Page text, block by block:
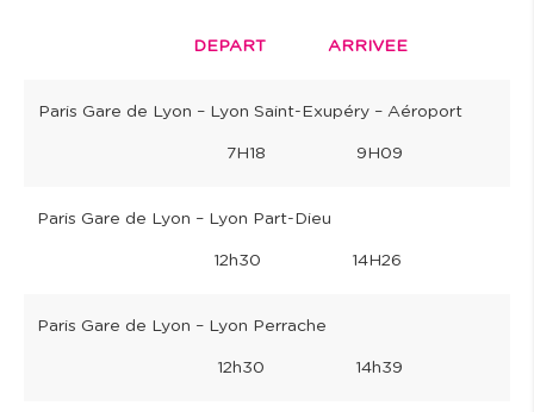
DEPART ARRIVEE
Paris Gare de Lyon – Lyon Saint-Exupéry – Aéroport
7H18 9H09
Paris Gare de Lyon – Lyon Part-Dieu
12h30 14H26
Paris Gare de Lyon – Lyon Perrache
12h30 14h39